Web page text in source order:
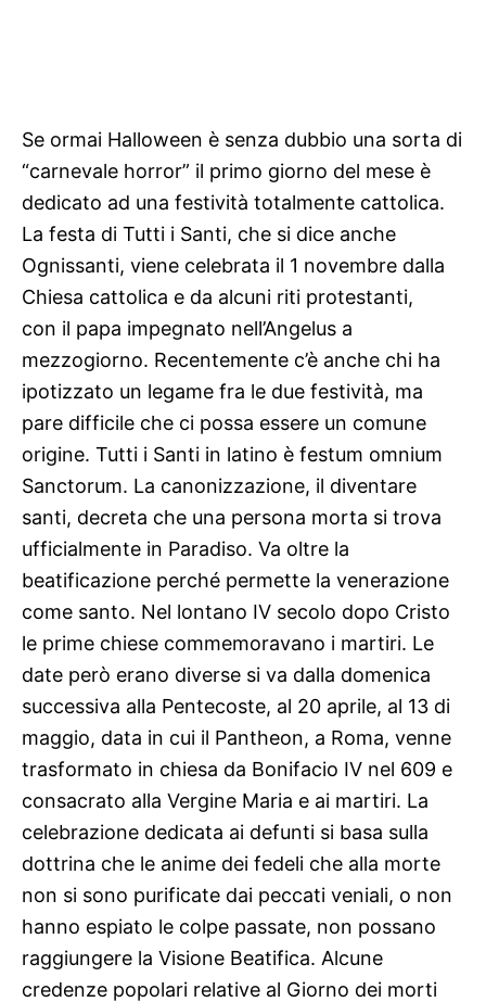
Se ormai Halloween è senza dubbio una sorta di
“carnevale horror” il primo giorno del mese è
dedicato ad una festività totalmente cattolica.
La festa di Tutti i Santi, che si dice anche
Ognissanti, viene celebrata il 1 novembre dalla
Chiesa cattolica e da alcuni riti protestanti,
con il papa impegnato nell’Angelus a
mezzogiorno. Recentemente c’è anche chi ha
ipotizzato un legame fra le due festività, ma
pare difficile che ci possa essere un comune
origine. Tutti i Santi in latino è festum omnium
Sanctorum. La canonizzazione, il diventare
santi, decreta che una persona morta si trova
ufficialmente in Paradiso. Va oltre la
beatificazione perché permette la venerazione
come santo. Nel lontano IV secolo dopo Cristo
le prime chiese commemoravano i martiri. Le
date però erano diverse si va dalla domenica
successiva alla Pentecoste, al 20 aprile, al 13 di
maggio, data in cui il Pantheon, a Roma, venne
trasformato in chiesa da Bonifacio IV nel 609 e
consacrato alla Vergine Maria e ai martiri. La
celebrazione dedicata ai defunti si basa sulla
dottrina che le anime dei fedeli che alla morte
non si sono purificate dai peccati veniali, o non
hanno espiato le colpe passate, non possano
raggiungere la Visione Beatifica. Alcune
credenze popolari relative al Giorno dei morti